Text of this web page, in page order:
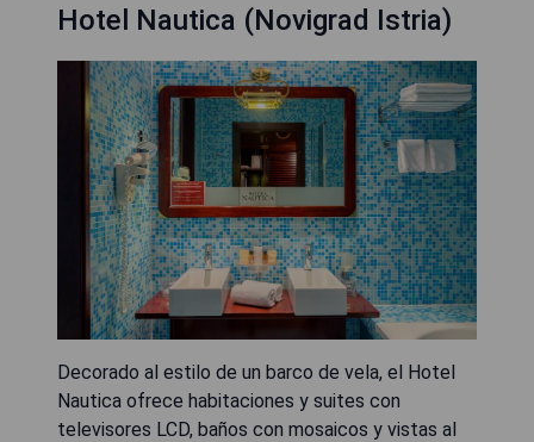
Hotel Nautica (Novigrad Istria)
Decorado al estilo de un barco de vela, el Hotel
Nautica ofrece habitaciones y suites con
televisores LCD, baños con mosaicos y vistas al